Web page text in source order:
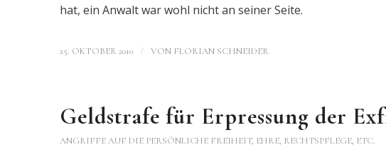
hat, ein Anwalt war wohl nicht an seiner Seite.
25. OKTOBER 2010 / VON FLORIAN SCHNEIDER
Geldstrafe für Erpressung der
ANGRIFFE AUF DIE PERSÖNLICHE FREIHEIT, EHRE, RECHTSPFLEGE, ETC.